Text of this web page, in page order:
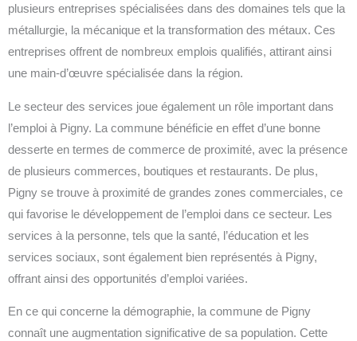
plusieurs entreprises spécialisées dans des domaines tels que la
métallurgie, la mécanique et la transformation des métaux. Ces
entreprises offrent de nombreux emplois qualifiés, attirant ainsi
une main-d’œuvre spécialisée dans la région.
Le secteur des services joue également un rôle important dans
l’emploi à Pigny. La commune bénéficie en effet d’une bonne
desserte en termes de commerce de proximité, avec la présence
de plusieurs commerces, boutiques et restaurants. De plus,
Pigny se trouve à proximité de grandes zones commerciales, ce
qui favorise le développement de l’emploi dans ce secteur. Les
services à la personne, tels que la santé, l’éducation et les
services sociaux, sont également bien représentés à Pigny,
offrant ainsi des opportunités d’emploi variées.
En ce qui concerne la démographie, la commune de Pigny
connaît une augmentation significative de sa population. Cette